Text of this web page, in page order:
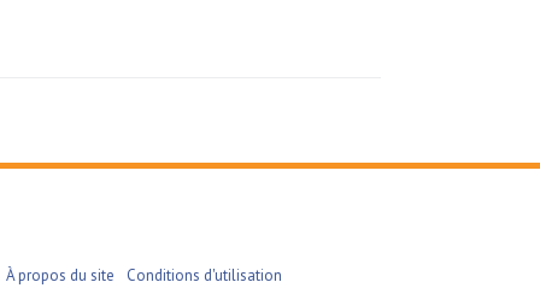
À propos du site Conditions d'utilisation